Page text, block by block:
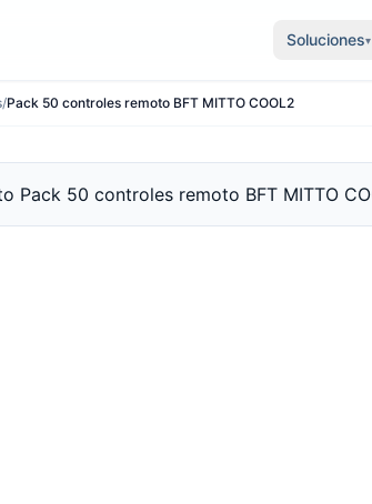
Soluciones▾
/Pack 50 controles remoto BFT MITTO COOL2